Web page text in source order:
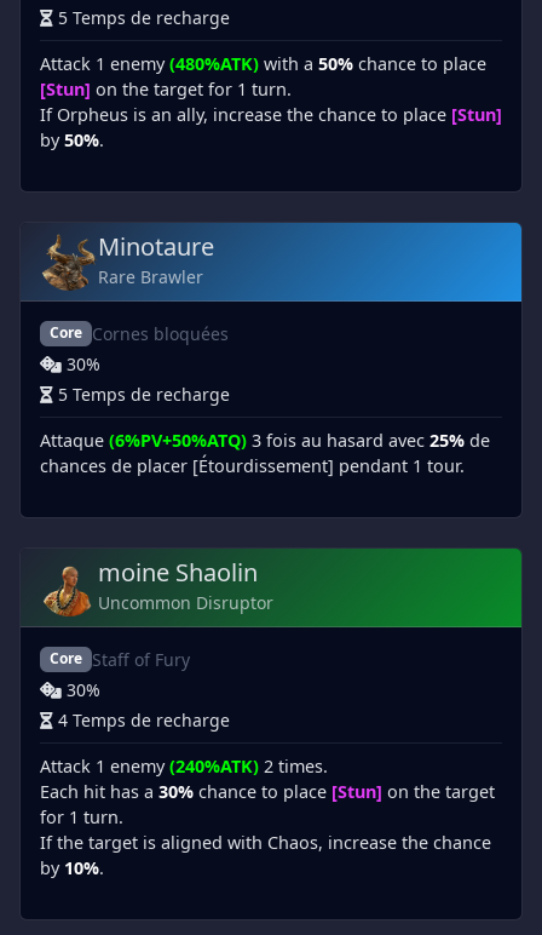
5 Temps de recharge
Attack 1 enemy(480%ATK) with a 50% chance to place
[Stun] on the target for 1 turn.
If Orpheus is an ally, increase the chance to place [Stun]
by50%.
Minotaure
Rare Brawler
Core Cornes bloquées
30%
5 Temps de recharge
Attaque (6%PV+50%ATQ) 3 fois au hasard avec 25% de
chances de placer [Étourdissement] pendant 1 tour.
moine Shaolin
Uncommon Disruptor
Core Staff of Fury
30%
4 Temps de recharge
Attack 1 enemy(240%ATK) 2 times.
Each hit has a 30% chance to place [Stun] on the target
for 1 turn.
If the target is aligned with Chaos, increase the chance
by 10%.